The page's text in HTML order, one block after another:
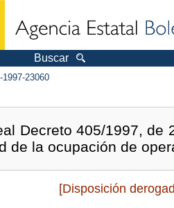
Buscar
23060
Decreto 405/1997,
de la ocupación de
[Disposición